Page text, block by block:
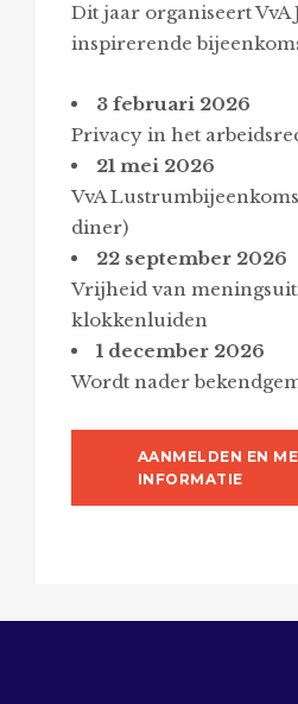
Dit jaar organiseert VvA
inspirerende
3 februari 2026
Privacy in het
21 mei 2026
VvA
diner)
22 september 2026
Vrijheid van
klokkenluiden
1 december 2026
Wordt nader
AANMELDEN EN
INFORMATIE